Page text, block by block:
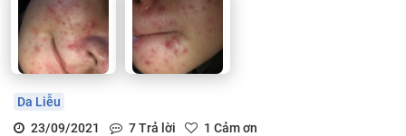
Da Liễu
23/09/2021
7Trả lời 1 Cảm ơn